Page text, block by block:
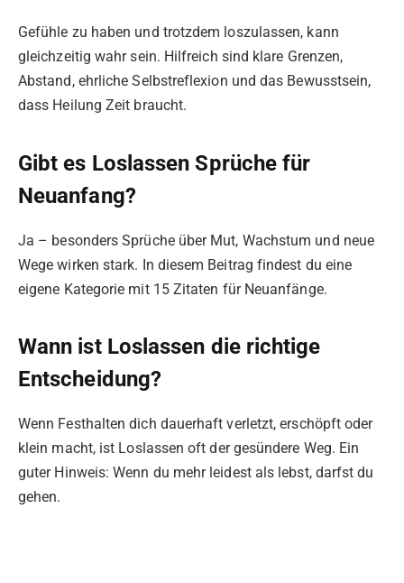
Gefühle zu haben und trotzdem loszulassen, kann
gleichzeitig wahr sein. Hilfreich sind klare Grenzen,
Abstand, ehrliche Selbstreflexion und das Bewusstsein,
dass Heilung Zeit braucht.
Gibt es Loslassen Sprüche für
Neuanfang?
Ja – besonders Sprüche über Mut, Wachstum und neue
Wege wirken stark. In diesem Beitrag findest du eine
eigene Kategorie mit 15 Zitaten für Neuanfänge.
Wann ist Loslassen die richtige
Entscheidung?
Wenn Festhalten dich dauerhaft verletzt, erschöpft oder
klein macht, ist Loslassen oft der gesündere Weg. Ein
guter Hinweis: Wenn du mehr leidest als lebst, darfst du
gehen.